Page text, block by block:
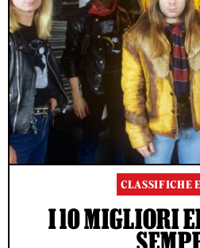
CLASSIFICHE
I 10 MIGLIORI